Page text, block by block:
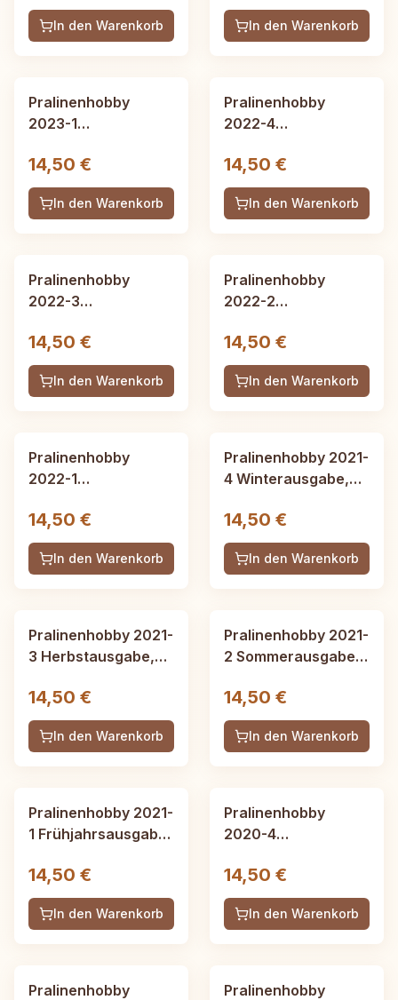
In den Warenkorb In den Warenkorb
Pralinenhobby
2023-1
52 Seiten
14,50 €
In den Warenkorb
Pralinenhobby
2022-4
Seiten
14,50 €
In den Warenkorb
Pralinenhobby
2022-3
Seiten
14,50 €
In den Warenkorb
Pralinenhobby
2022-2
Seiten
14,50 €
In den Warenkorb
Pralinenhobby
2022-1
52 Seiten
14,50 €
In den Warenkorb
Pralinenhobby 2021-
4 Winterausgabe,
14,50 €
In den Warenkorb
Pralinenhobby 2021-
3 Herbstausgabe,
14,50 €
In den Warenkorb
Pralinenhobby 2021-
2 Sommerausgabe,
14,50 €
In den Warenkorb
Pralinenhobby 2021-
1 Frühjahrsausgabe
14,50 €
In den Warenkorb
Pralinenhobby
2020-4
Seiten
14,50 €
In den Warenkorb
Pralinenhobby
Pralinenhobby